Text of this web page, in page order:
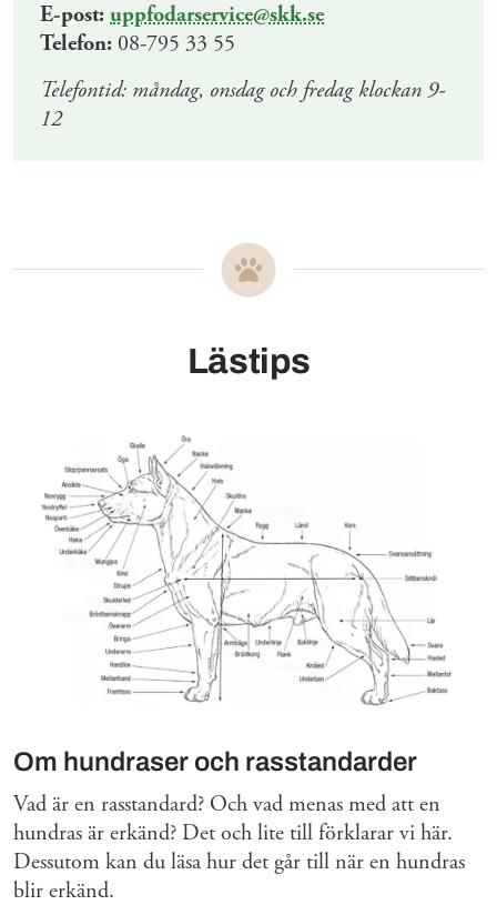
E-post: uppfodarservice@skk.se
Telefon: 08-795 33 55
Telefontid: måndag, onsdag och fredag klockan 9-
12
Lästips
Om hundraser och rasstandarder
Vad är en rasstandard? Och vad menas med att en
hundras är erkänd? Det och lite till förklarar vi här.
Dessutom kan du läsa hur det går till när en hundras
blir erkänd.